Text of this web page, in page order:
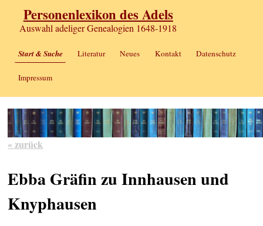
Personenlexikon des Adels
Auswahl adeliger Genealogien 1648-1918
Start & Suche Literatur Neues Kontakt Datenschutz
Impressum
« zurück
Ebba Gräfin zu Innhausen und
Knyphausen